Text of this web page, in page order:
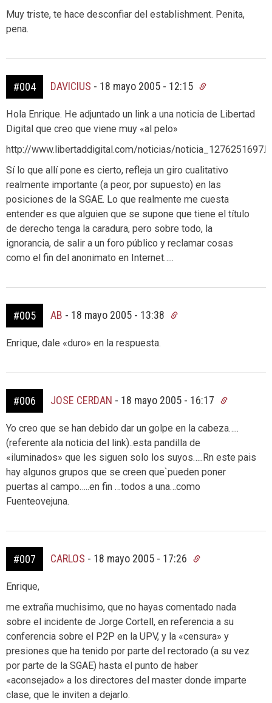
Muy triste, te hace desconfiar del establishment. Penita,
pena.
#004 DAVICIUS - 18 mayo 2005 - 12:15
Hola Enrique. He adjuntado un link a una noticia de Libertad
Digital que creo que viene muy «al pelo»
http://www.libertaddigital.com/noticias/
Sí lo que allí pone es cierto, refleja un giro cualitativo
realmente importante (a peor, por supuesto) en las
posiciones de la SGAE. Lo que realmente me cuesta
entender es que alguien que se supone que tiene el título
de derecho tenga la caradura, pero sobre todo, la
ignorancia, de salir a un foro público y reclamar cosas
como el fin del anonimato en Internet…..
#005 AB - 18 mayo 2005 - 13:38
Enrique, dale «duro» en la respuesta.
#006 JOSE CERDAN - 18 mayo 2005 - 16:17
Yo creo que se han debido dar un golpe en la cabeza…..
(referente ala noticia del link)..esta pandilla de
«iluminados» que les siguen solo los suyos…..Rn este pais
hay algunos grupos que se creen que`pueden poner
puertas al campo…..en fin …todos a una…como
Fuenteovejuna.
#007 CARLOS - 18 mayo 2005 - 17:26
Enrique,
me extraña muchisimo, que no hayas comentado nada
sobre el incidente de Jorge Cortell, en referencia a su
conferencia sobre el P2P en la UPV, y la «censura» y
presiones que ha tenido por parte del rectorado (a su vez
por parte de la SGAE) hasta el punto de haber
«aconsejado» a los directores del master donde imparte
clase, que le inviten a dejarlo.